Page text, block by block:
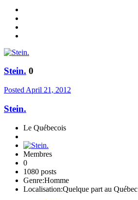
Stein. 0
Posted April 21, 2012
Stein.
Le Québecois
Membres
0
1080 posts
Genre:Homme
Localisation:Quelque part au Québec